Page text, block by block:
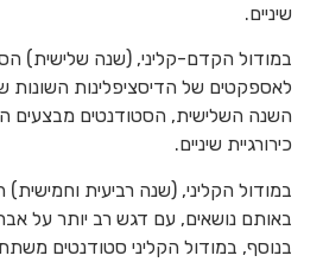
שיניים.
במודול הקדם-קליני, (שנה שלישית)
לאספקטים של הדיסציפלינות השונות
השנה השלישית, הסטודנטים מבצעים
כירורגיית שיניים.
במודול הקליני, (שנה רביעית
באותם נושאים, עם דגש רב יותר על
בנוסף, במודול הקליני סטודנטים